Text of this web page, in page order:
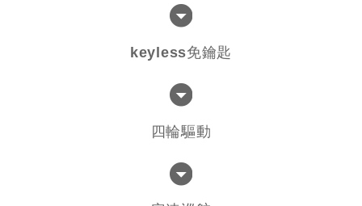
keyless免鑰匙
四輪驅動